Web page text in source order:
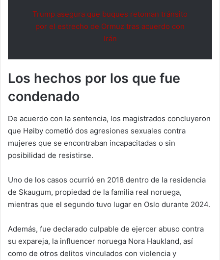
Trump asegura que buques retoman tránsito
por el estrecho de Ormuz tras acuerdo con
Irán
Los hechos por los que fue
condenado
De acuerdo con la sentencia, los magistrados concluyeron
que Høiby cometió dos agresiones sexuales contra
mujeres que se encontraban incapacitadas o sin
posibilidad de resistirse.
Uno de los casos ocurrió en 2018 dentro de la residencia
de Skaugum, propiedad de la familia real noruega,
mientras que el segundo tuvo lugar en Oslo durante 2024.
Además, fue declarado culpable de ejercer abuso contra
su expareja, la influencer noruega Nora Haukland, así
como de otros delitos vinculados con violencia y